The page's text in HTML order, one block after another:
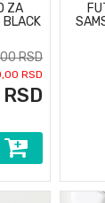
ZA
BLACK
RSD
RSD